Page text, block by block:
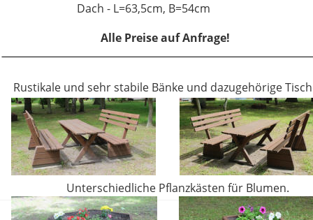
Rustikale und sehr stabile Bänke und dazugehörige
Unterschiedliche Pflanzkästen für Blumen.
Alle Preise auf Anfrage!
             Dach - L=63,5cm, B=54cm